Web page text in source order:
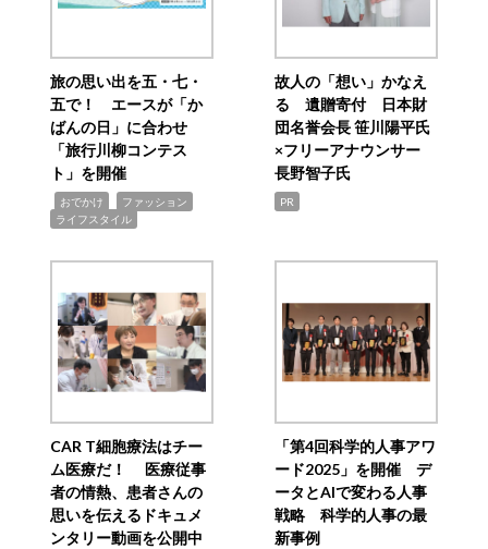
旅の思い出を五・七・
五で！ エースが「か
ばんの日」に合わせ
「旅行川柳コンテス
ト」を開催
おでかけ ファッション
ライフスタイル
故人の「想い」かなえ
る 遺贈寄付 日本財
団名誉会長 笹川陽平氏
×フリーアナウンサー
長野智子氏
PR
CAR T細胞療法はチー
ム医療だ！ 医療従事
者の情熱、患者さんの
思いを伝えるドキュメ
ンタリー動画を公開中
「第4回科学的人事アワ
ード2025」を開催 デ
ータとAIで変わる人事
戦略 科学的人事の最
新事例